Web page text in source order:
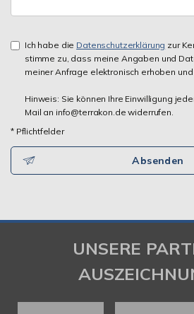
Ich habe die Datenschutzerklärung zur
stimme zu, dass meine Angaben und
meiner Anfrage elektronisch erhoben
Hinweis: Sie können Ihre Einwilligung
Mail an info@terrakon.de widerrufen.
* Pflichtfelder
Absenden
UNSERE